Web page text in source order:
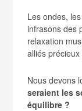
Les ondes,
infrasons des
relaxation
alliés
Nous devons
seraient les
équilibre ?